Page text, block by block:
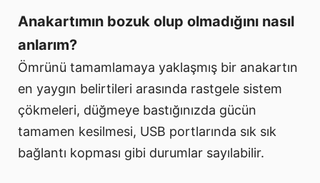
Anakartımın bozuk olup olmadığını nasıl
anlarım?
Ömrünü tamamlamaya yaklaşmış bir anakartın
en yaygın belirtileri arasında rastgele sistem
çökmeleri, düğmeye bastığınızda gücün
tamamen kesilmesi, USB portlarında sık sık
bağlantı kopması gibi durumlar sayılabilir.